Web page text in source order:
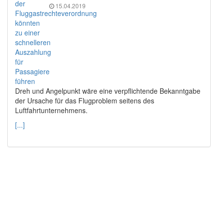
15.04.2019
Dreh und Angelpunkt wäre eine verpflichtende Bekanntgabe
der Ursache für das Flugproblem seitens des
Luftfahrtunternehmens.
[...]